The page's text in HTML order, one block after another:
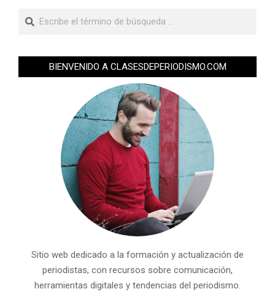
BIENVENIDO A CLASESDEPERIODISMO.COM
Sitio web dedicado a la formación y actualización de
periodistas, con recursos sobre comunicación,
herramientas digitales y tendencias del periodismo.